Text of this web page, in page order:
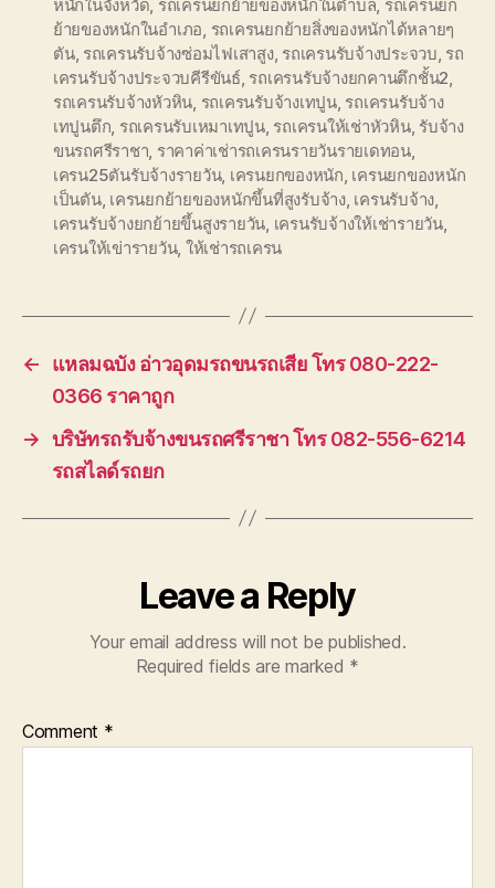
หนักในจังหวัด, รถเครนยกย้ายของหนักในตำบล, รถเครนยก
ย้ายของหนักในอำเภอ, รถเครนยกย้ายสิ่งของหนักได้หลายๆ
ตัน, รถเครนรับจ้างซ่อมไฟเสาสูง, รถเครนรับจ้างประจวบ, รถ
เครนรับจ้างประจวบคีรีขันธ์, รถเครนรับจ้างยกคานตึกชั้น2,
รถเครนรับจ้างหัวหิน, รถเครนรับจ้างเทปูน, รถเครนรับจ้าง
เทปูนตึก, รถเครนรับเหมาเทปูน, รถเครนให้เช่าหัวหิน, รับจ้าง
ขนรถศรีราชา, ราคาค่าเช่ารถเครนรายวันรายเดทอน,
เครน25ตันรับจ้างรายวัน, เครนยกของหนัก, เครนยกของหนัก
เป็นตัน, เครนยกย้ายของหนักขึ้นที่สูงรับจ้าง, เครนรับจ้าง,
เครนรับจ้างยกย้ายขึ้นสูงรายวัน, เครนรับจ้างให้เช่ารายวัน,
เครนให้เข่ารายวัน, ให้เช่ารถเครน
←
แหลมฉบัง อ่าวอุดมรถขนรถเสีย โทร 080-222-
0366 ราคาถูก
→ บริษัทรถรับจ้างขนรถศรีราชา โทร 082-556-6214
รถสไลด์รถยก
Leave a Reply
Your email address will not be published.
Required fields are marked *
Comment *